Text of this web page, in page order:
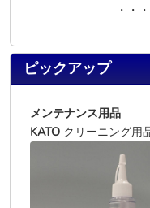
・・・
ピックアップ
メンテナンス用品
KATO クリーニング用